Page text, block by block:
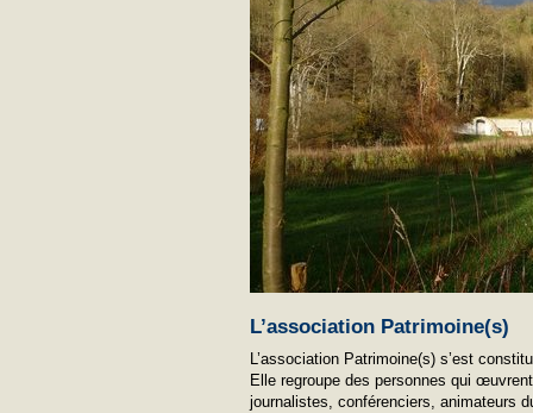
L’association Patrimoine(s)
L’association Patrimoine(s) s’est
Elle regroupe des personnes qui
journalistes, conférenciers, animateurs